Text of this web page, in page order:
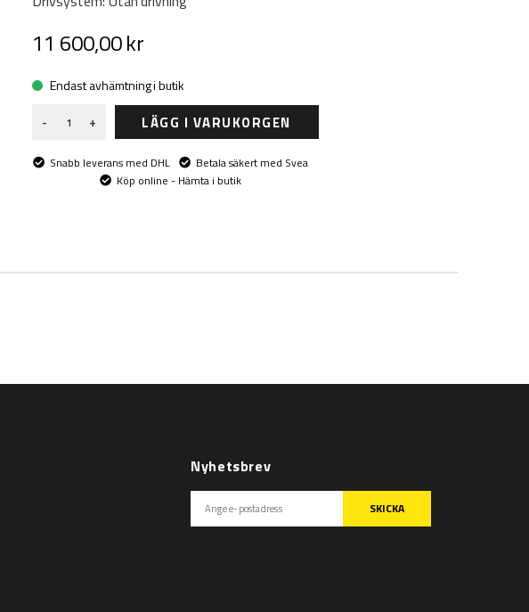
11 600,00 kr
Endast avhämtning i butik
-
+ LÄGG I VARUKORGEN
Snabb leverans med DHL
Betala säkert med Svea
Köp online - Hämta i butik
Nyhetsbrev
SKICKA